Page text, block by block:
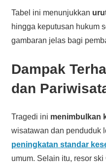
Tabel ini menunjukkan
hingga keputusan hukum
gambaran jelas bagi
Dampak
dan
Tragedi ini menimbulkan
wisatawan dan penduduk
peningkatan standar
umum. Selain itu, resor